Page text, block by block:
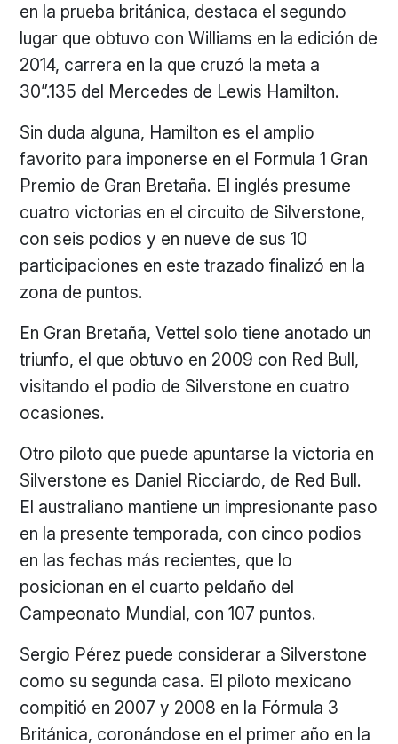
en la prueba británica, destaca el segundo
lugar que obtuvo con Williams en la edición de
2014, carrera en la que cruzó la meta a
30”.135 del Mercedes de Lewis Hamilton.
Sin duda alguna, Hamilton es el amplio
favorito para imponerse en el Formula 1 Gran
Premio de Gran Bretaña. El inglés presume
cuatro victorias en el circuito de Silverstone,
con seis podios y en nueve de sus 10
participaciones en este trazado finalizó en la
zona de puntos.
En Gran Bretaña, Vettel solo tiene anotado un
triunfo, el que obtuvo en 2009 con Red Bull,
visitando el podio de Silverstone en cuatro
ocasiones.
Otro piloto que puede apuntarse la victoria en
Silverstone es Daniel Ricciardo, de Red Bull.
El australiano mantiene un impresionante paso
en la presente temporada, con cinco podios
en las fechas más recientes, que lo
posicionan en el cuarto peldaño del
Campeonato Mundial, con 107 puntos.
Sergio Pérez puede considerar a Silverstone
como su segunda casa. El piloto mexicano
compitió en 2007 y 2008 en la Fórmula 3
Británica, coronándose en el primer año en la